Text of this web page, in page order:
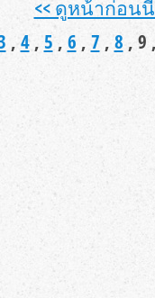
<< ดูหน้าก่อนนี้
, 4, 5 , 6 , 7 , 8 , 9 ,